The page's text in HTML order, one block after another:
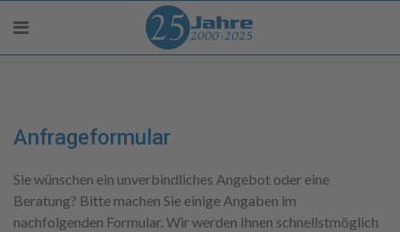
Anfrageformular
Sie wünschen ein unverbindliches Angebot oder eine
Beratung? Bitte machen Sie einige Angaben im
nachfolgenden Formular. Wir werden Ihnen schnellstmöglich